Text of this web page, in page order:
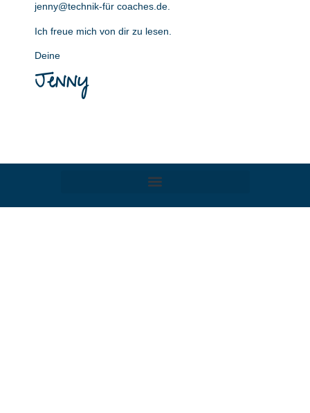
jenny@technik-für coaches.de.
Ich freue mich von dir zu lesen.
Deine
Jenny